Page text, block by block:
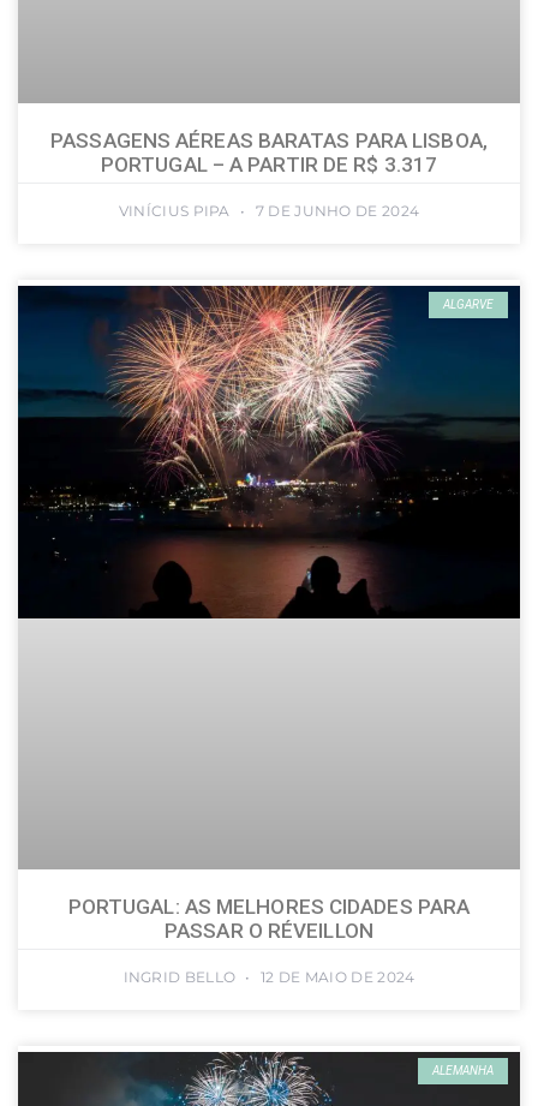
PASSAGENS AÉREAS BARATAS PARA LISBOA,
PORTUGAL – A PARTIR DE R$ 3.317
VINÍCIUS PIPA 7 DE JUNHO DE 2024
ALGARVE
PORTUGAL: AS MELHORES CIDADES PARA
PASSAR O RÉVEILLON
INGRID BELLO 12 DE MAIO DE 2024
ALEMANHA